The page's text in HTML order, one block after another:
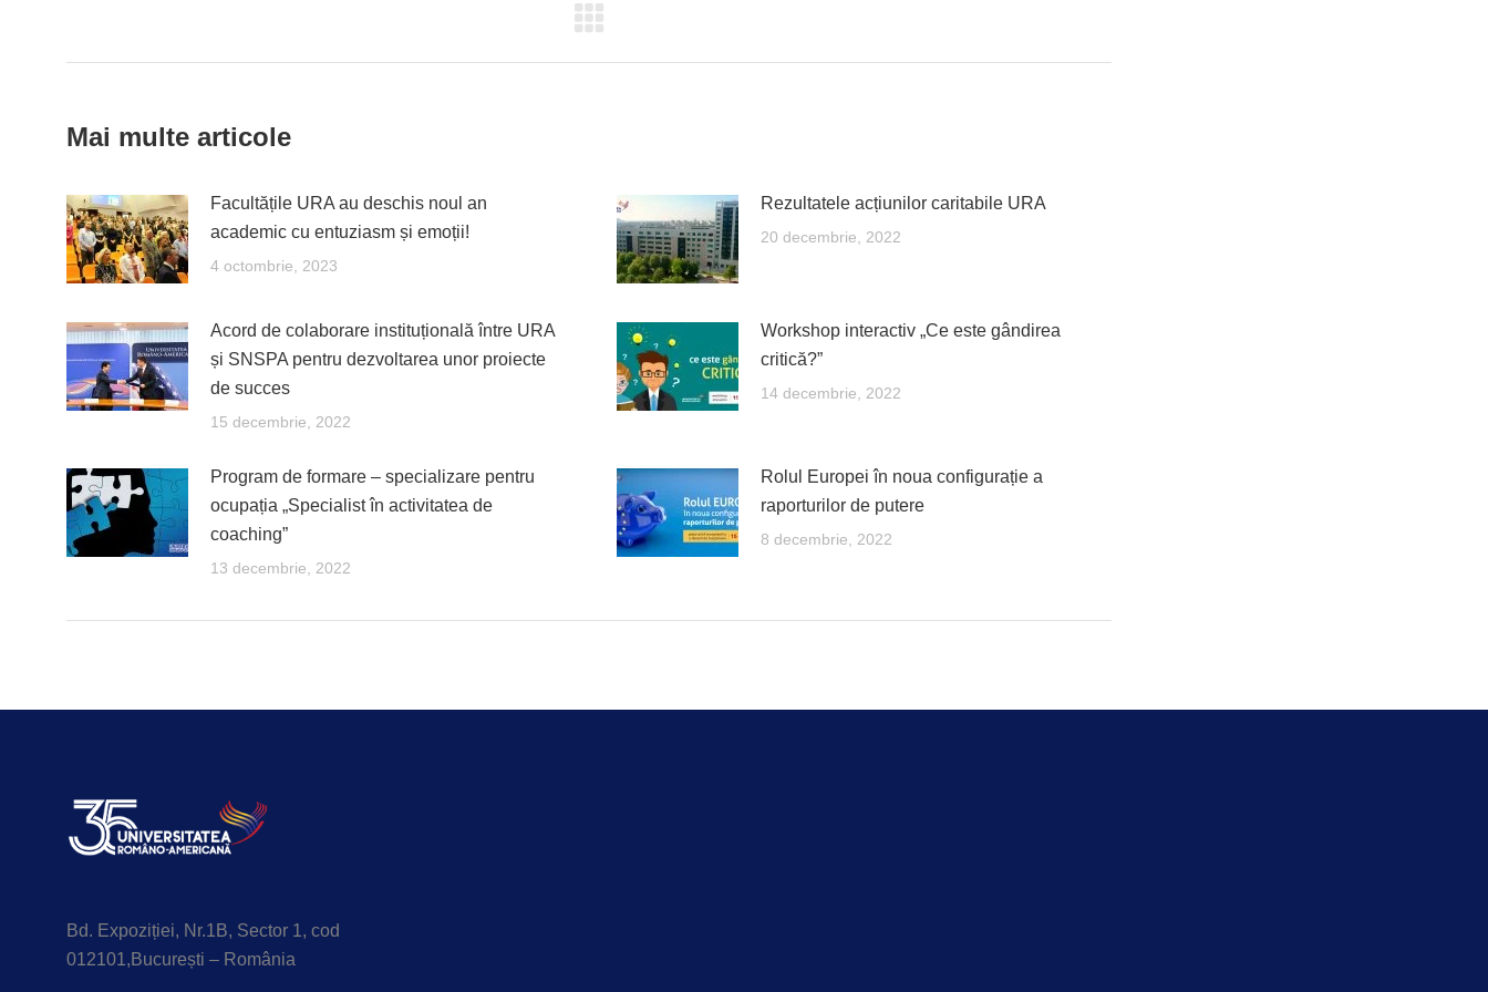
Mai multe articole
Facultățile URA au deschis noul an
academic cu entuziasm și emoții!
4 octombrie, 2023
Rezultatele acțiunilor caritabile URA
20 decembrie, 2022
Acord de colaborare instituțională între URA
și SNSPA pentru dezvoltarea unor proiecte
de succes
15 decembrie, 2022
Workshop interactiv „Ce este gândirea
critică?”
14 decembrie, 2022
Program de formare – specializare pentru
ocupația „Specialist în activitatea de
coaching”
13 decembrie, 2022
Rolul Europei în noua configurație a
raporturilor de putere
8 decembrie, 2022
Bd. Expoziției, Nr.1B, Sector 1, cod
012101,București – România